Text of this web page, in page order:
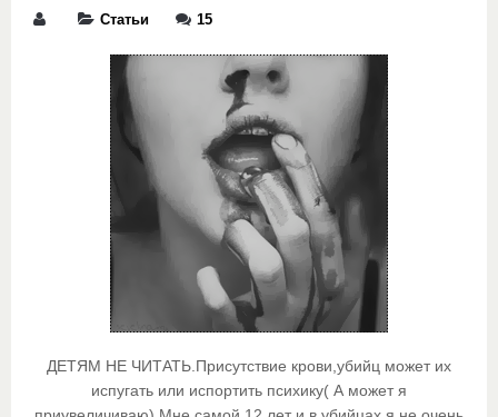
Статьи 15
ДЕТЯМ НЕ ЧИТАТЬ.Присутствие крови,убийц может их
испугать или испортить психику( А может я